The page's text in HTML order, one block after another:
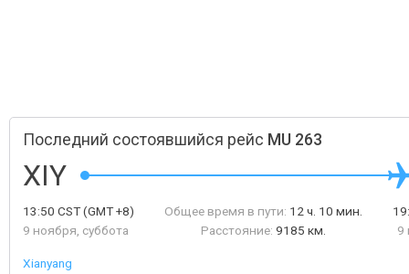
Последний состоявшийся рейс MU 263
XIY
13:50 CST(GMT +8)
9 ноября, суббота
Общее время в пути: 12 ч. 10 мин.
Расстояние: 9185 км.
9
Xianyang